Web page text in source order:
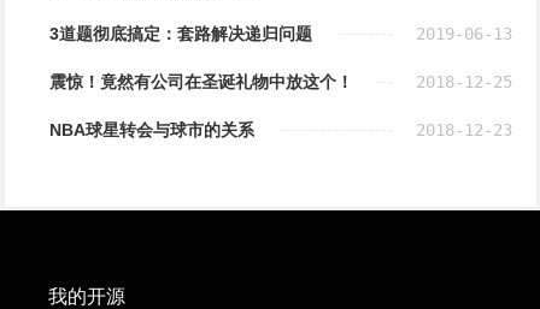
3道题彻底搞定：套路解决递归问题 2019-06-13
震惊！竟然有公司在圣诞礼物中放这个！ 2018-12-25
NBA球星转会与球市的关系 2018-12-23
我的开源